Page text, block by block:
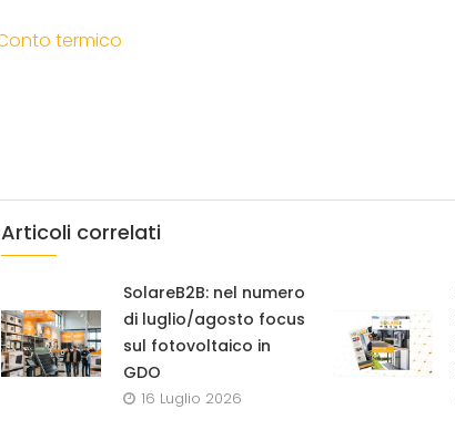
Articoli correlati
SolareB2B: nel numero
di luglio/agosto focus
sul fotovoltaico in
GDO
16 Luglio 2026